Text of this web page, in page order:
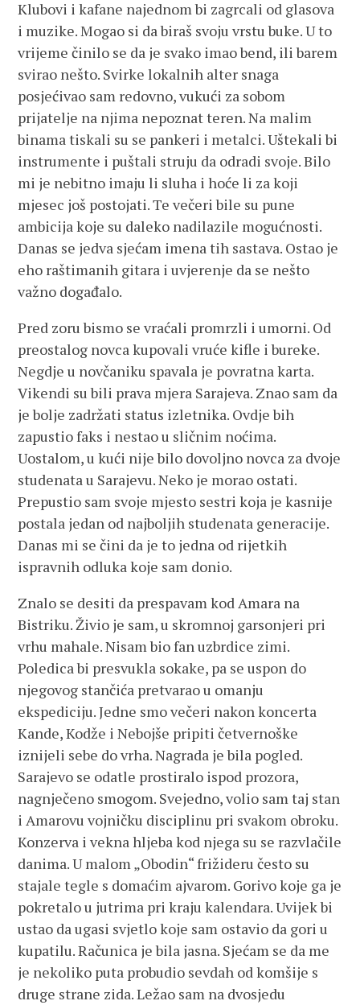
Klubovi i kafane najednom bi zagrcali od glasova
i muzike. Mogao si da biraš svoju vrstu buke. U to
vrijeme činilo se da je svako imao bend, ili barem
svirao nešto. Svirke lokalnih alter snaga
posjećivao sam redovno, vukući za sobom
prijatelje na njima nepoznat teren. Na malim
binama tiskali su se pankeri i metalci. Uštekali bi
instrumente i puštali struju da odradi svoje. Bilo
mi je nebitno imaju li sluha i hoće li za koji
mjesec još postojati. Te večeri bile su pune
ambicija koje su daleko nadilazile mogućnosti.
Danas se jedva sjećam imena tih sastava. Ostao je
eho raštimanih gitara i uvjerenje da se nešto
važno događalo.
Pred zoru bismo se vraćali promrzli i umorni. Od
preostalog novca kupovali vruće kifle i bureke.
Negdje u novčaniku spavala je povratna karta.
Vikendi su bili prava mjera Sarajeva. Znao sam da
je bolje zadržati status izletnika. Ovdje bih
zapustio faks i nestao u sličnim noćima.
Uostalom, u kući nije bilo dovoljno novca za dvoje
studenata u Sarajevu. Neko je morao ostati.
Prepustio sam svoje mjesto sestri koja je kasnije
postala jedan od najboljih studenata generacije.
Danas mi se čini da je to jedna od rijetkih
ispravnih odluka koje sam donio.
Znalo se desiti da prespavam kod Amara na
Bistriku. Živio je sam, u skromnoj garsonjeri pri
vrhu mahale. Nisam bio fan uzbrdice zimi.
Poledica bi presvukla sokake, pa se uspon do
njegovog stančića pretvarao u omanju
ekspediciju. Jedne smo večeri nakon koncerta
Kande, Kodže i Nebojše pripiti četvernoške
iznijeli sebe do vrha. Nagrada je bila pogled.
Sarajevo se odatle prostiralo ispod prozora,
nagnječeno smogom. Svejedno, volio sam taj stan
i Amarovu vojničku disciplinu pri svakom obroku.
Konzerva i vekna hljeba kod njega su se razvlačile
danima. U malom „Obodin“ frižideru često su
stajale tegle s domaćim ajvarom. Gorivo koje ga je
pokretalo u jutrima pri kraju kalendara. Uvijek bi
ustao da ugasi svjetlo koje sam ostavio da gori u
kupatilu. Računica je bila jasna. Sjećam se da me
je nekoliko puta probudio sevdah od komšije s
druge strane zida. Ležao sam na dvosjedu